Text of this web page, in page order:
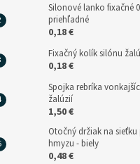
Silonové lanko fixačné
priehľadné
0,18 €
Fixačný kolík silónu
0,18 €
Spojka rebríka
žalúzií
1,50 €
Otočný držiak na
hmyzu - biely
0,48 €